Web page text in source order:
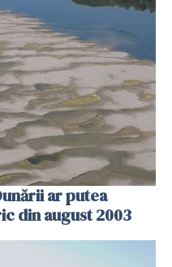
ar putea
din august 2003